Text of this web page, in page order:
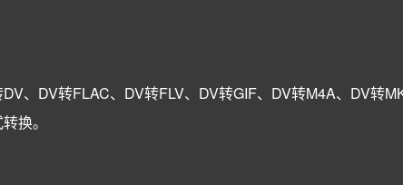
、DV转FLAC、DV转FLV、DV转GIF、DV转M4A、DV转
换。